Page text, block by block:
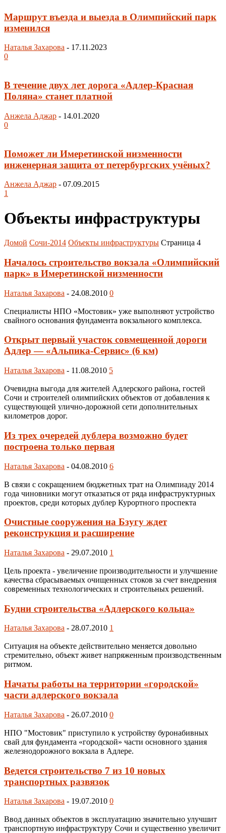
Маршрут въезда и выезда в Олимпийский парк
изменился
Наталья Захарова - 17.11.2023
0
В течение двух лет дорога «Адлер-Красная
Поляна» станет платной
Анжела Аджар - 14.01.2020
0
Поможет ли Имеретинской низменности
инженерная защита от петербургских учёных?
Анжела Аджар - 07.09.2015
1
Объекты инфраструктуры
Домой Сочи-2014 Объекты инфраструктуры Страница 4
Началось строительство вокзала «Олимпийский
парк» в Имеретинской низменности
Наталья Захарова - 24.08.2010 0
Специалисты НПО «Мостовик» уже выполняют устройство
свайного основания фундамента вокзального комплекса.
Открыт первый участок совмещенной дороги
Адлер — «Альпика-Сервис» (6 км)
Наталья Захарова - 11.08.2010 5
Очевидна выгода для жителей Адлерского района, гостей
Сочи и строителей олимпийских объектов от добавления к
существующей улично-дорожной сети дополнительных
километров дорог.
Из трех очередей дублера возможно будет
построена только первая
Наталья Захарова - 04.08.2010 6
В связи с сокращением бюджетных трат на Олимпиаду 2014
года чиновники могут отказаться от ряда инфраструктурных
проектов, среди которых дублер Курортного проспекта
Очистные сооружения на Бзугу ждет
реконструкция и расширение
Наталья Захарова - 29.07.2010 1
Цель проекта - увеличение производительности и улучшение
качества сбрасываемых очищенных стоков за счет внедрения
современных технологических и строительных решений.
Будни строительства «Адлерского кольца»
Наталья Захарова - 28.07.2010 1
Ситуация на объекте действительно меняется довольно
стремительно, объект живет напряженным производственным
ритмом.
Начаты работы на территории «городской»
части адлерского вокзала
Наталья Захарова - 26.07.2010 0
НПО "Мостовик" приступило к устройству буронабивных
свай для фундамента «городской» части основного здания
железнодорожного вокзала в Адлере.
Ведется строительство 7 из 10 новых
транспортных развязок
Наталья Захарова - 19.07.2010 0
Ввод данных объектов в эксплуатацию значительно улучшит
транспортную инфраструктуру Сочи и существенно увеличит